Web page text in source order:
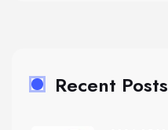
Recent Posts